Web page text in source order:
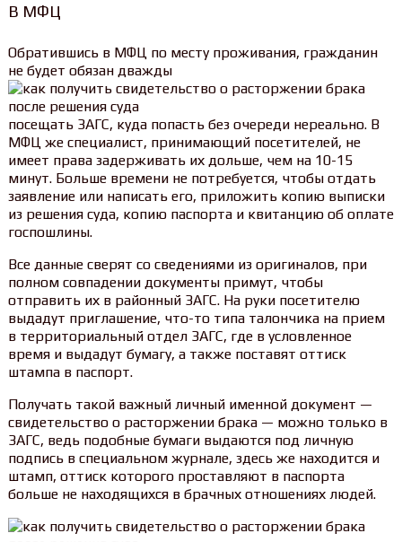
В МФЦ
Обратившись в МФЦ по месту проживания, гражданин
не будет обязан дважды
посещать ЗАГС, куда попасть без очереди нереально. В
МФЦ же специалист, принимающий посетителей, не
имеет права задерживать их дольше, чем на 10-15
минут. Больше времени не потребуется, чтобы отдать
заявление или написать его, приложить копию выписки
из решения суда, копию паспорта и квитанцию об оплате
госпошлины.
Все данные сверят со сведениями из оригиналов, при
полном совпадении документы примут, чтобы
отправить их в районный ЗАГС. На руки посетителю
выдадут приглашение, что-то типа талончика на прием
в территориальный отдел ЗАГС, где в условленное
время и выдадут бумагу, а также поставят оттиск
штампа в паспорт.
Получать такой важный личный именной документ —
свидетельство о расторжении брака — можно только в
ЗАГС, ведь подобные бумаги выдаются под личную
подпись в специальном журнале, здесь же находится и
штамп, оттиск которого проставляют в паспорта
больше не находящихся в брачных отношениях людей.